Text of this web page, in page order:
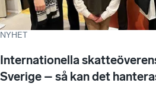
NYHET
Internationella
Sverige – så kan det